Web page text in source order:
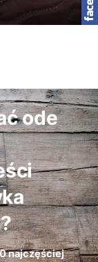
ode
najczęściej